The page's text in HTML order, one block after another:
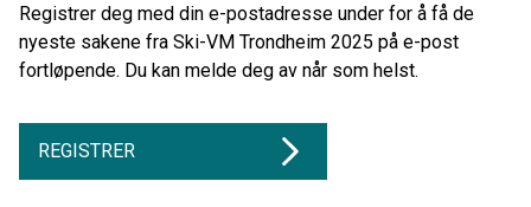
Registrer deg med din e-postadresse under for å få de
nyeste sakene fra Ski-VM Trondheim 2025 på e-post
fortløpende. Du kan melde deg av når som helst.
REGISTRER